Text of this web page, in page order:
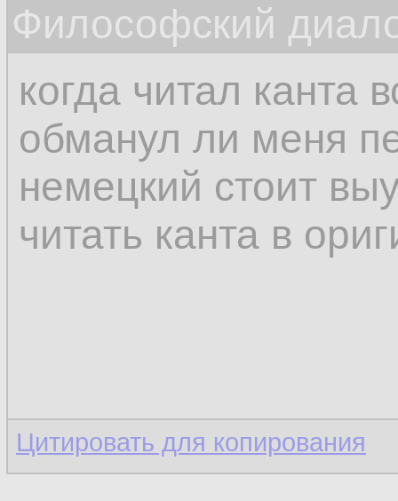
Философский
когда читал канта
обманул ли меня
немецкий стоит
читать канта в
Цитировать для копирования